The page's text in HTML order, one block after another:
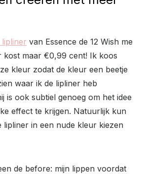
van Essence de 12 Wish me
kost maar €0,99 cent! Ik koos
kleur zodat de kleur een beetje
waar ik de lipliner heb
is ook subtiel genoeg om het idee
effect te krijgen. Natuurlijk kun
lipliner in een nude kleur kiezen
de before: mijn lippen voordat